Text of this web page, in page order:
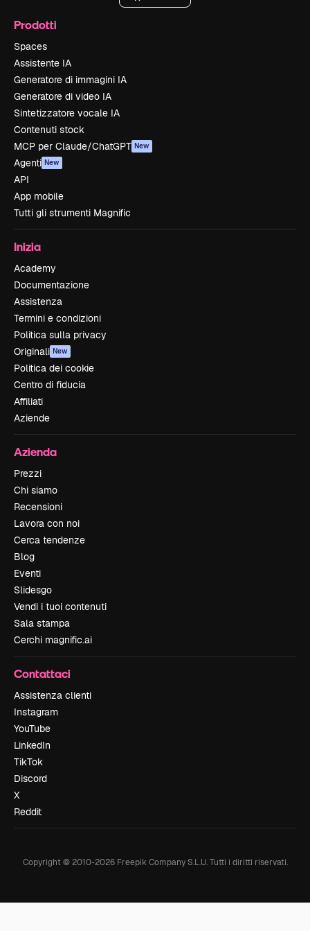
Prodotti
Spaces
Assistente IA
Generatore di immagini IA
Generatore di video IA
Sintetizzatore vocale IA
Contenuti stock
MCP per Claude/ChatGPT New
Agenti New
API
App mobile
Tutti gli strumenti Magnific
Inizia
Academy
Documentazione
Assistenza
Termini e condizioni
Politica sulla privacy
Originali New
Politica dei cookie
Centro di fiducia
Affiliati
Aziende
Azienda
Prezzi
Chi siamo
Recensioni
Lavora con noi
Cerca tendenze
Blog
Eventi
Slidesgo
Vendi i tuoi contenuti
Sala stampa
Cerchi magnific.ai
Contattaci
Assistenza clienti
Instagram
YouTube
LinkedIn
TikTok
Discord
X
Reddit
Copyright © 2010-2026Freepik Company S.L.U. Tutti i diritti riservati.